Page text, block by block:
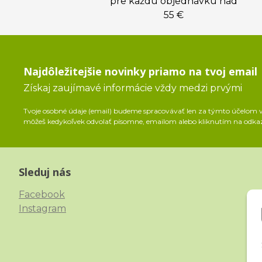
55 €
Najdôležitejšie novinky priamo na tvoj email
Získaj zaujímavé informácie vždy medzi prvými
Tvoje osobné údaje (email) budeme spracovávať len za týmto
môžeš kedykoľvek odvolať písomne, emailom alebo kliknutím na
Sleduj nás
Facebook
Instagram